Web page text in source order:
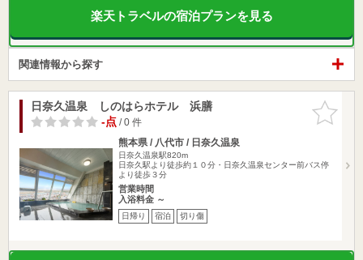
楽天トラベルの宿泊プランを見る
関連情報から探す
お気に入
りに追加
日奈久温泉 しのはらホテル 浜膳
-点/ 0 件
熊本県 / 八代市 / 日奈久温泉
日奈久温泉駅820m
日奈久駅より徒歩約１０分・日奈久温泉センター前バス停
より徒歩３分
営業時間
入浴料金 ～
日帰り 宿泊 切り傷